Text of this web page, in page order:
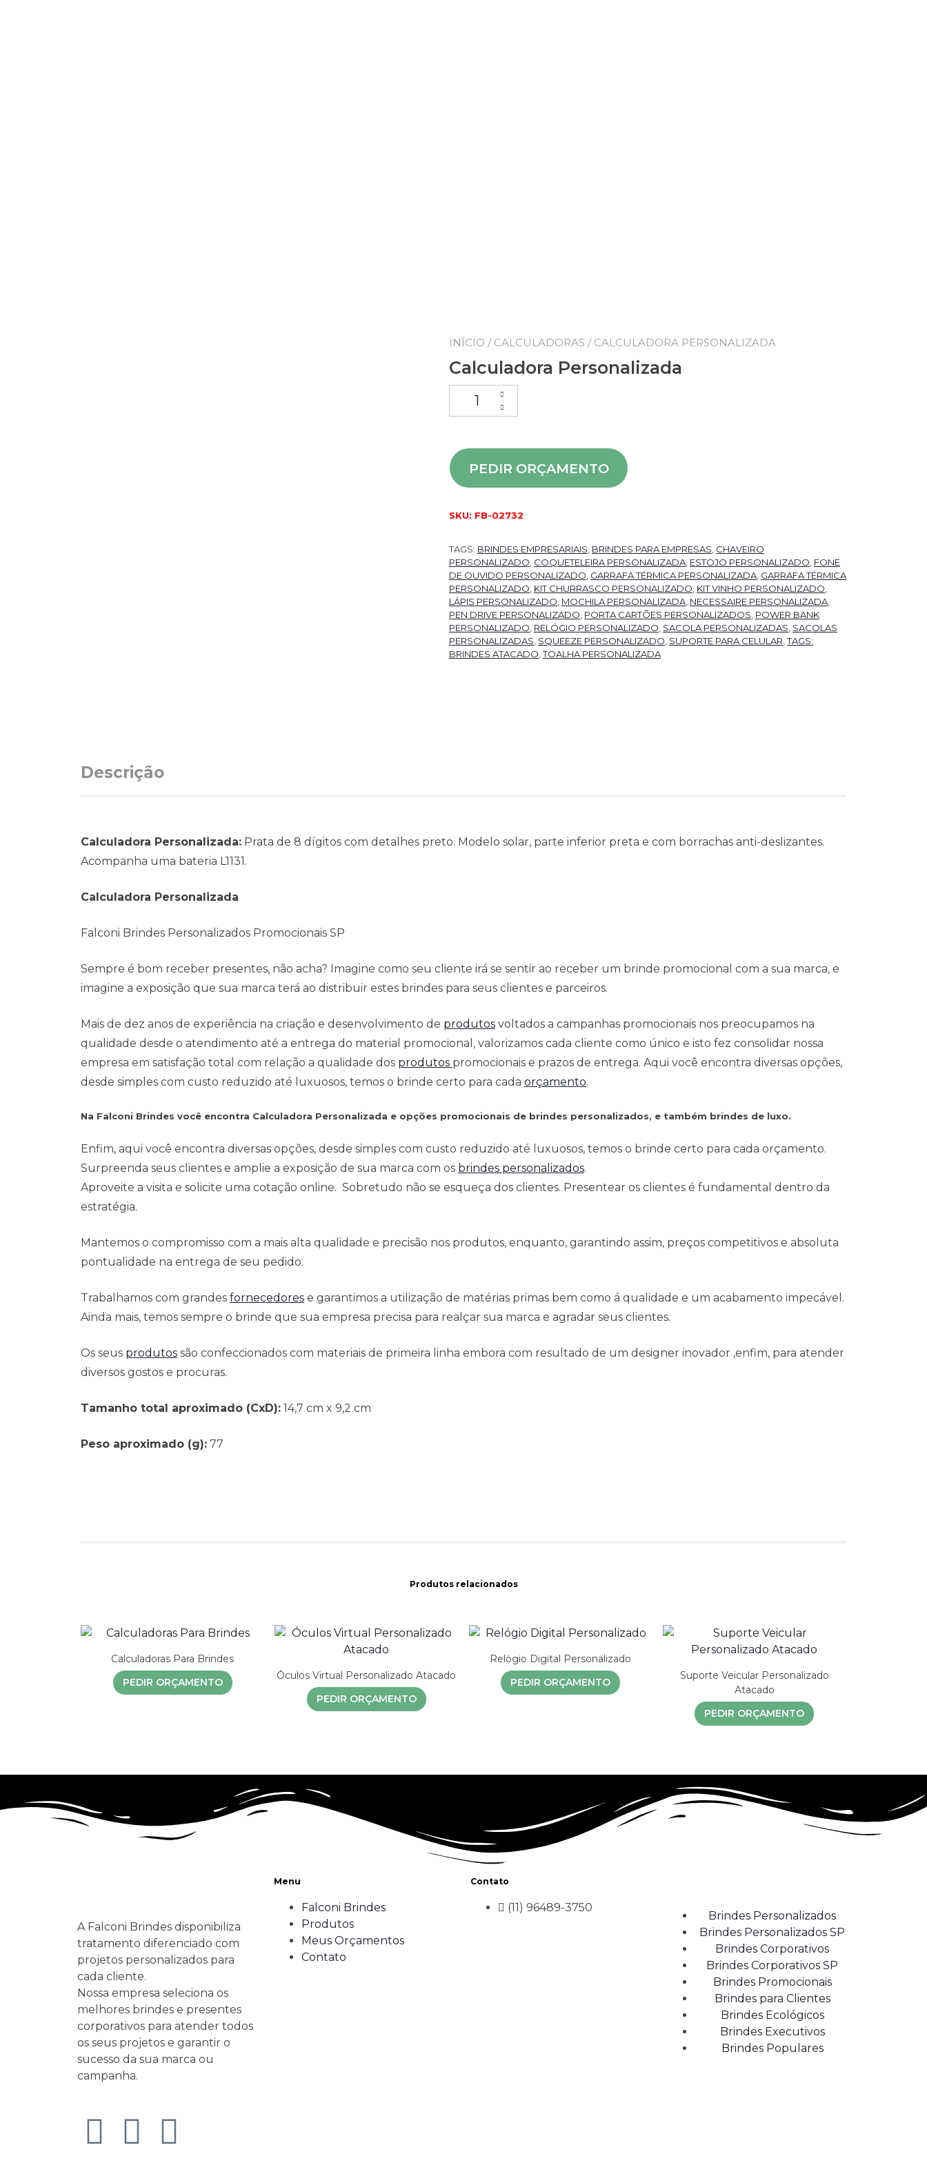
INÍCIO / CALCULADORAS / CALCULADORA PERSONALIZADA
Calculadora Personalizada
PEDIR ORÇAMENTO
SKU: FB-02732
TAGS: BRINDES EMPRESARIAIS, BRINDES PARA EMPRESAS, CHAVEIRO
PERSONALIZADO, COQUETELEIRA PERSONALIZADA, ESTOJO PERSONALIZADO, FONE
DE OUVIDO PERSONALIZADO, GARRAFA TÉRMICA PERSONALIZADA, GARRAFA TÉRMICA
PERSONALIZADO, KIT CHURRASCO PERSONALIZADO, KIT VINHO PERSONALIZADO,
LÁPIS PERSONALIZADO, MOCHILA PERSONALIZADA, NECESSAIRE PERSONALIZADA,
PEN DRIVE PERSONALIZADO, PORTA CARTÕES PERSONALIZADOS, POWER BANK
PERSONALIZADO, RELÓGIO PERSONALIZADO, SACOLA PERSONALIZADAS, SACOLAS
PERSONALIZADAS, SQUEEZE PERSONALIZADO, SUPORTE PARA CELULAR,TAGS:
BRINDES ATACADO,TOALHA PERSONALIZADA
Descrição
Calculadora Personalizada: Prata de 8 dígitos com detalhes preto. Modelo solar, parte inferior preta e com borrachas anti-deslizantes.
Acompanha uma bateria L1131.
Calculadora Personalizada
Falconi Brindes Personalizados Promocionais SP
Sempre é bom receber presentes, não acha? Imagine como seu cliente irá se sentir ao receber um brinde promocional com a sua marca, e
imagine a exposição que sua marca terá ao distribuir estes brindes para seus clientes e parceiros.
Mais de dez anos de experiência na criação e desenvolvimento de produtos voltados a campanhas promocionais nos preocupamos na
qualidade desde o atendimento até a entrega do material promocional, valorizamos cada cliente como único e isto fez consolidar nossa
empresa em satisfação total com relação a qualidade dos produtos promocionais e prazos de entrega. Aqui você encontra diversas opções,
desde simples com custo reduzido até luxuosos, temos o brinde certo para cada orçamento.
Na Falconi Brindes você encontra Calculadora Personalizada e opções promocionais de brindes personalizados, e também brindes de luxo.
Enfim, aqui você encontra diversas opções, desde simples com custo reduzido até luxuosos, temos o brinde certo para cada orçamento.
Surpreenda seus clientes e amplie a exposição de sua marca com os brindes personalizados.
Aproveite a visita e solicite uma cotação online. Sobretudo não se esqueça dos clientes. Presentear os clientes é fundamental dentro da
estratégia.
Mantemos o compromisso com a mais alta qualidade e precisão nos produtos, enquanto, garantindo assim, preços competitivos e absoluta
pontualidade na entrega de seu pedido.
Trabalhamos com grandes fornecedores e garantimos a utilização de matérias primas bem como á qualidade e um acabamento impecável.
Ainda mais, temos sempre o brinde que sua empresa precisa para realçar sua marca e agradar seus clientes.
Os seus produtos são confeccionados com materiais de primeira linha embora com resultado de um designer inovador ,enfim, para atender
diversos gostos e procuras.
Tamanho total aproximado (CxD): 14,7 cm x 9,2 cm
Peso aproximado (g): 77
Produtos relacionados
Calculadoras Para Brindes
PEDIR ORÇAMENTO
Óculos Virtual Personalizado Atacado
PEDIR ORÇAMENTO
Relógio Digital Personalizado
PEDIR ORÇAMENTO
Suporte Veicular Personalizado
Atacado
PEDIR ORÇAMENTO
A Falconi Brindes disponibiliza
tratamento diferenciado com
projetos personalizados para
cada cliente.
Nossa empresa seleciona os
melhores brindes e presentes
corporativos para atender todos
os seus projetos e garantir o
sucesso da sua marca ou
campanha.
Menu
Falconi Brindes
Produtos
Meus Orçamentos
Contato
Contato
(11) 96489-3750
Brindes Personalizados
Brindes Personalizados SP
Brindes Corporativos
Brindes Corporativos SP
Brindes Promocionais
Brindes para Clientes
Brindes Ecológicos
Brindes Executivos
Brindes Populares